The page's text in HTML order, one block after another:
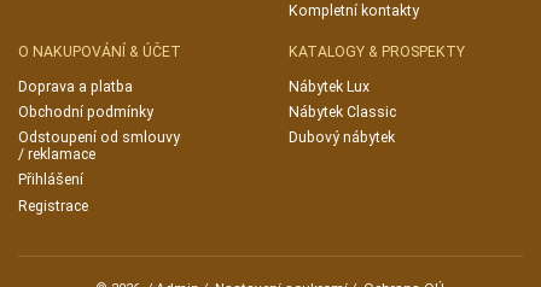
Kompletní kontakty
O NAKUPOVÁNÍ & ÚČET
Doprava a platba
Obchodní podmínky
Odstoupení od smlouvy
/ reklamace
Přihlášení
Registrace
KATALOGY & PROSPEKTY
Nábytek Lux
Nábytek Classic
Dubový nábytek